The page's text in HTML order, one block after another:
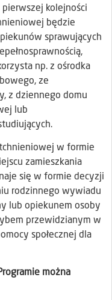
kolejności
będzie
sprawujących
np. z ośrodka
ze
z dziennego domu
lub
w formie
zamieszkania
się w formie decyzji
rodzinnego wywiadu
lub opiekunem osoby
przewidzianym w
społecznej dla
można